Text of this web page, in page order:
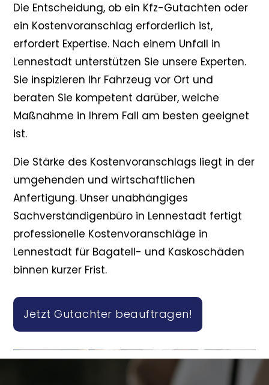
Die Entscheidung, ob ein Kfz-Gutachten oder
ein Kostenvoranschlag erforderlich ist,
erfordert Expertise. Nach einem Unfall in
Lennestadt unterstützen Sie unsere Experten.
Sie inspizieren Ihr Fahrzeug vor Ort und
beraten Sie kompetent darüber, welche
Maßnahme in Ihrem Fall am besten geeignet
ist.
Die Stärke des Kostenvoranschlags liegt in der
umgehenden und wirtschaftlichen
Anfertigung. Unser unabhängiges
Sachverständigenbüro in Lennestadt fertigt
professionelle Kostenvoranschläge in
Lennestadt für Bagatell- und Kaskoschäden
binnen kurzer Frist.
Jetzt Gutachter beauftragen!